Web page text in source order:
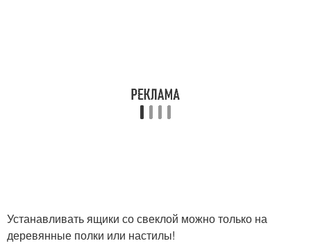
Устанавливать ящики со свеклой можно только на
деревянные полки или настилы!